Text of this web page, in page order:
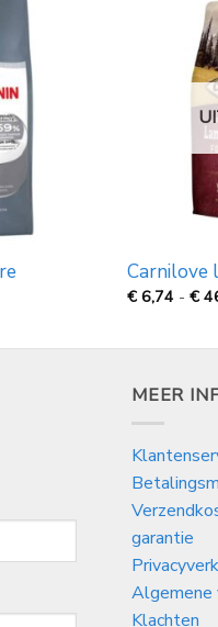
Carnilove
€6,74 - €
MEER
garantie
Algemene
Klachten